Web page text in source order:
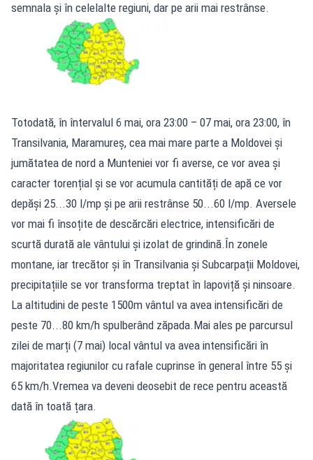
semnala și în celelalte regiuni, dar pe arii mai restrânse.
Totodată, în întervalul 6 mai, ora 23:00 – 07 mai, ora 23:00, în
Transilvania, Maramureș, cea mai mare parte a Moldovei și
jumătatea de nord a Munteniei vor fi averse, ce vor avea și
caracter torențial și se vor acumula cantități de apă ce vor
depăși 25...30 l/mp și pe arii restrânse 50...60 l/mp. Aversele
vor mai fi însoțite de descărcări electrice, intensificări de
scurtă durată ale vântului și izolat de grindină.În zonele
montane, iar trecător și în Transilvania și Subcarpații Moldovei,
precipitațiile se vor transforma treptat în lapoviță și ninsoare.
La altitudini de peste 1500m vântul va avea intensificări de
peste 70...80 km/h spulberând zăpada.Mai ales pe parcursul
zilei de marți (7 mai) local vântul va avea intensificări în
majoritatea regiunilor cu rafale cuprinse în general între 55 și
65 km/h.Vremea va deveni deosebit de rece pentru această
dată în toată țara.